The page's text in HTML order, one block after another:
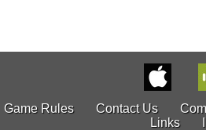
Game Rules Contact Us
Links